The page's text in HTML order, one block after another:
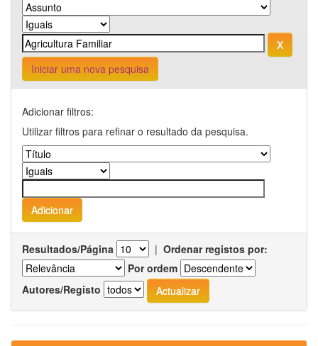
Iniciar uma nova pesquisa
Adicionar filtros:
Utilizar filtros para refinar o resultado da pesquisa.
Resultados/Página | Ordenar registos por:
Por ordem
Autores/Registo